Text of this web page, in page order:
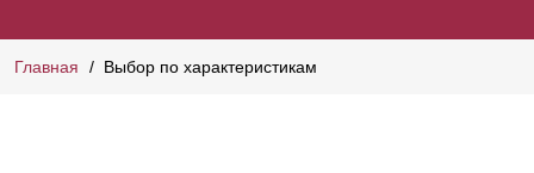
Главная Выбор по характеристикам